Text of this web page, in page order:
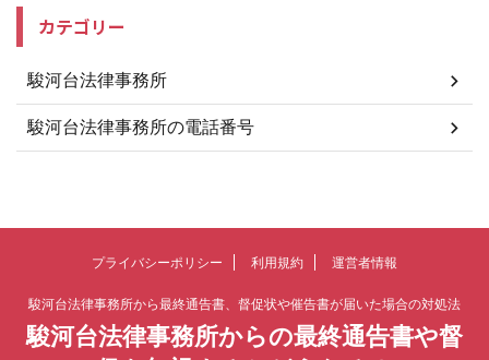
カテゴリー
駿河台法律事務所
駿河台法律事務所の電話番号
プライバシーポリシー 利用規約 運営者情報
駿河台法律事務所から最終通告書、督促状や催告書が届いた場合の対処法
駿河台法律事務所からの最終通告書や督